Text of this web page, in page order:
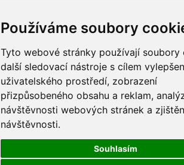
Používáme soubory
Tyto webové stránky používají soubory
další sledovací nástroje s cílem
uživatelského prostředí, zobrazení
přizpůsobeného obsahu a reklam,
návštěvnosti webových stránek a
návštěvnosti.
Souhlasím